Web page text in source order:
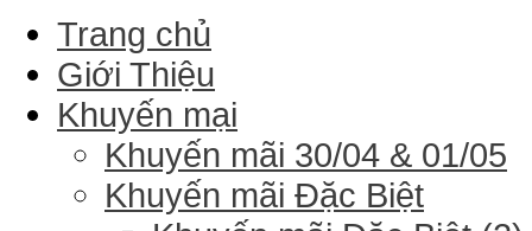
Trang chủ
Giới Thiệu
Khuyến mại
Khuyến mãi 30/04 & 01/05
Khuyến mãi Đặc Biệt